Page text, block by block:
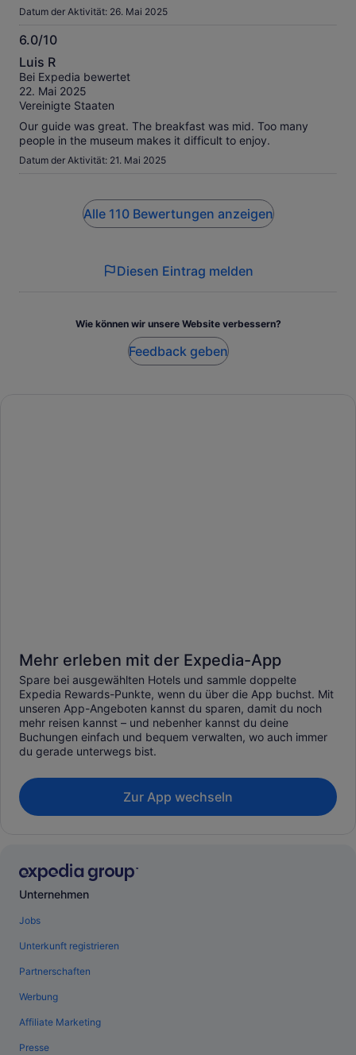
Datum der Aktivität: 26. Mai 2025
6.0/10
6.0
von
10
Luis R
Bei Expedia bewertet
22. Mai 2025
Vereinigte Staaten
Our guide was great. The breakfast was mid. Too many
people in the museum makes it difficult to enjoy.
Datum der Aktivität: 21. Mai 2025
Alle 110 Bewertungen anzeigen
Diesen Eintrag melden
Wie können wir unsere Website verbessern?
Feedback geben
Mehr erleben mit der Expedia-App
Spare bei ausgewählten Hotels und sammle doppelte
Expedia Rewards-Punkte, wenn du über die App buchst. Mit
unseren App-Angeboten kannst du sparen, damit du noch
mehr reisen kannst – und nebenher kannst du deine
Buchungen einfach und bequem verwalten, wo auch immer
du gerade unterwegs bist.
Zur App wechseln
Unternehmen
Jobs
Unterkunft registrieren
Partnerschaften
Werbung
Affiliate Marketing
Presse